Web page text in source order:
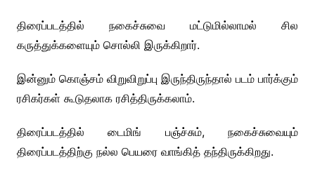
திரைப்படத்தில் நகைச்சுவை மட்டுமில்லாமல் சில
கருத்துக்களையும் சொல்லி இருக்கிறார்.
இன்னும் கொஞ்சம் விறுவிறுப்பு இருந்திருந்தால் படம் பார்க்கும்
ரசிகர்கள் கூடுதலாக ரசித்திருக்கலாம்.
திரைப்படத்தில் டைமிங் பஞ்ச்சும், நகைச்சுவையும்
திரைப்படத்திற்கு நல்ல பெயரை வாங்கித் தந்திருக்கிறது.